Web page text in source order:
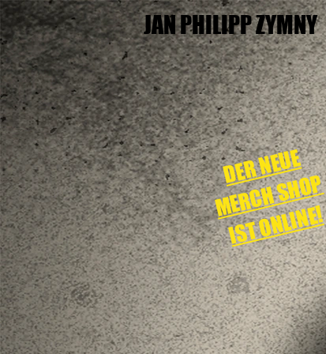
JAN PHILIPP ZYMNY
DER NEUE
MERCH SHOP
IST ONLINE!